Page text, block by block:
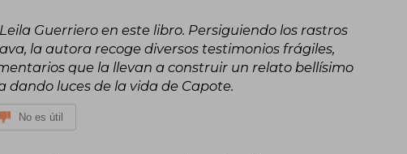
Guerriero en este libro. Persiguiendo los rastros
la autora recoge diversos testimonios frágiles,
que la llevan a construir un relato bellísimo
dando luces de la vida de Capote.
No es útil